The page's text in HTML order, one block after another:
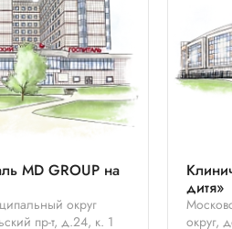
MD GROUP на
округ
пр-т, д.24, к. 1
дитя»
округ,